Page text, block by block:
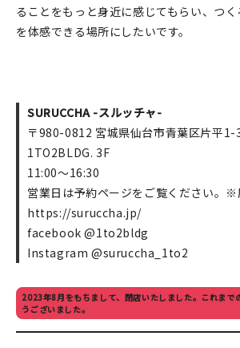
ることをもっと身近に感じてもらい、つ
を体感できる場所にしたいです。
SURUCCHA -スルッチャ-
〒980-0812 宮城県仙台市青葉区片平1-
1TO2BLDG. 3F
11:00〜16:30
営業日は予約ページをご覧ください。※
https://suruccha.jp/
facebook @1to2bldg
Instagram @suruccha_1to2
2023年8月をもちまして、閉店いたしました。これまで
うございました。